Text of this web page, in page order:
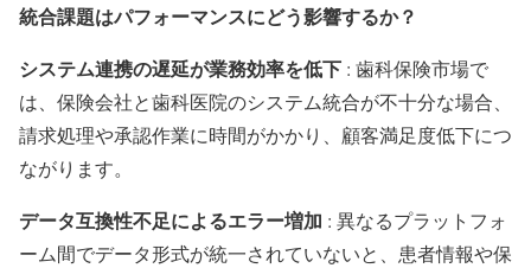
統合課題はパフォーマンスにどう影響するか？
システム連携の遅延が業務効率を低下 : 歯科保険市場で
は、保険会社と歯科医院のシステム統合が不十分な場合、
請求処理や承認作業に時間がかかり、顧客満足度低下につ
ながります。
データ互換性不足によるエラー増加 : 異なるプラットフォ
ーム間でデータ形式が統一されていないと、患者情報や保